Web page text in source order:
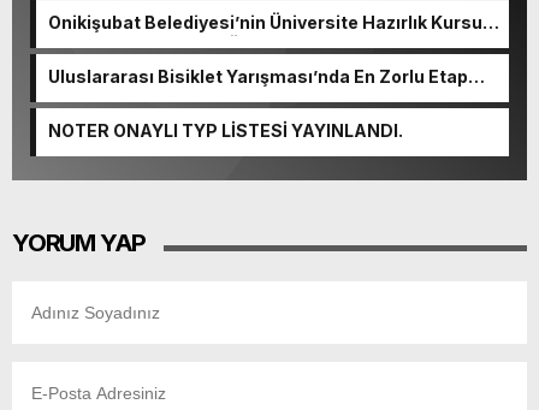
Onikişubat Belediyesi’nin Üniversite Hazırlık Kursu
başvurularında son gün 7 Ağustos.
Uluslararası Bisiklet Yarışması’nda En Zorlu Etap
NOTER ONAYLI TYP LİSTESİ YAYINLANDI.
YORUM YAP